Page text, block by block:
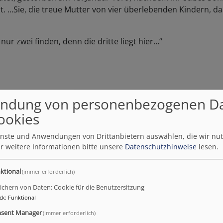
…Sie, die treue Mutter von vier überlebenden Kindern,
zwei finden, denn die dritte liegt hier…“
von del Hel
(1534 – 98) bieten ein anschauliches Beispiel für
damit ab von Bildern, die der Verehrung dienen.
del Hel alle Stationen der Heilsgeschichte auf. Wie
von personenbezogenen
und Anwendungen von Drittanbietern auswählen, die wir
weitere Informationen bitte unsere Datenschutzhinweise lesen.
(immer erforderlich)
von Daten: Cookie für die Benutzersitzung
: Funktional
Manager(immer erforderlich)